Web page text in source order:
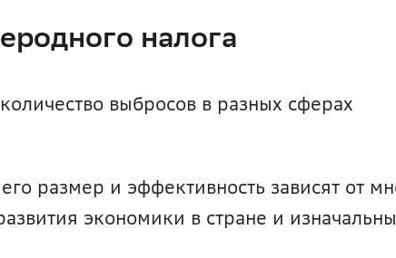
налога
выбросов в разных сферах
размер и эффективность зависят от
экономики в стране и